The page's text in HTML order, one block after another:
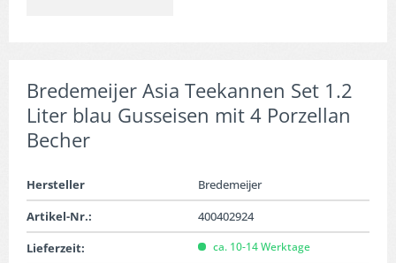
Bredemeijer Asia Teekannen Set 1.2
Liter blau Gusseisen mit 4 Porzellan
Becher
Hersteller
Bredemeijer
Artikel-Nr.:
400402924
Lieferzeit:
ca. 10-14 Werktage